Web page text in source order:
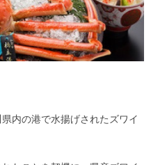
内の港で水揚げされたズワイ